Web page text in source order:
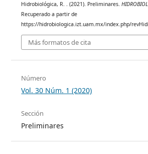
Hidrobiológica, R. . (2021). Preliminares.
Recuperado a partir de
https://hidrobiologica.izt.uam.mx/index.php/
Más formatos de cita
Número
Vol. 30 Núm. 1 (2020)
Sección
Preliminares